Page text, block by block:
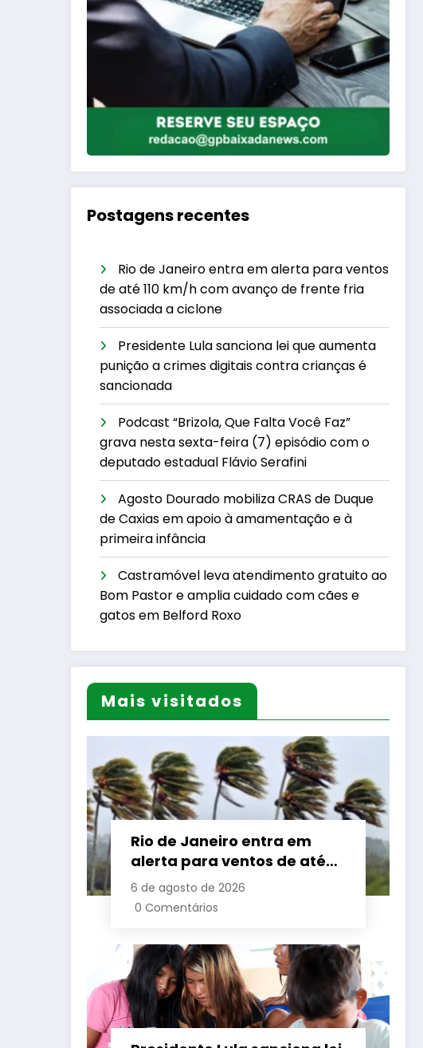
Postagens recentes
Rio de Janeiro entra em alerta para ventos
de até 110 km/h com avanço de frente fria
associada a ciclone
Presidente Lula sanciona lei que aumenta
punição a crimes digitais contra crianças é
sancionada
Podcast “Brizola, Que Falta Você Faz”
grava nesta sexta-feira (7) episódio com o
deputado estadual Flávio Serafini
Agosto Dourado mobiliza CRAS de Duque
de Caxias em apoio à amamentação e à
primeira infância
Castramóvel leva atendimento gratuito ao
Bom Pastor e amplia cuidado com cães e
gatos em Belford Roxo
Mais visitados
Rio de Janeiro entra em
alerta para ventos de até
110 km/h com avanço de
frente fria associada a
6 de agosto de 2026
0 Comentários